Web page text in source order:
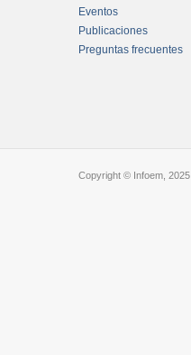
Eventos
Publicaciones
Preguntas frecuentes
Copyright © Infoem, 2025